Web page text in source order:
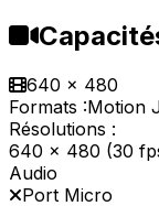
640 x 480
Formats :Motion
Résolutions :
640 x 480 (30
Audio
Port Micro